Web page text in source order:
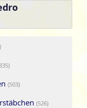
(503)
(526)